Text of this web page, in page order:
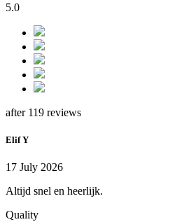
5.0
after 119 reviews
Elif Y
17 July 2026
Altijd snel en heerlijk.
Quality